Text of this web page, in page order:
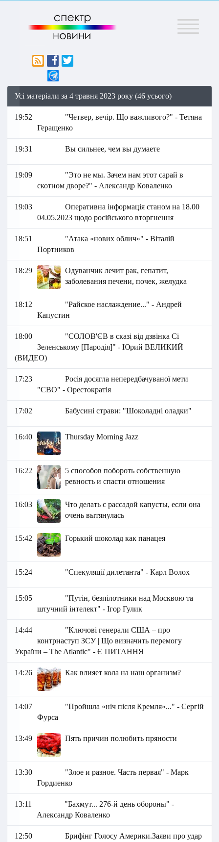
Меню
Усі матеріали за 4 травня 2023 року (46 усього)
19:52
"Четвер, вечір. Що важливого?" - Тетяна
Геращенко
19:31 Вы сильнее, чем вы думаете
19:09
"Это не мы. Зачем нам этот сарай в
скотном дворе?" - Александр Коваленко
19:03
Оперативна інформація станом на 18.00
04.05.2023 щодо російського вторгнення
18:51
"Атака «нових облич»" - Віталій
Портников
18:29
Одуванчик лечит рак, гепатит,
заболевания печени, почек, желудка
18:12
"Райское наслаждение..." - Андрей
Капустин
18:00
"СОЛОВ'ЄВ в сказі від дзвінка Сі
Зеленському [Пародія]" - Юрий ВЕЛИКИЙ
(ВИДЕО)
17:23
Росія досягла непередбачуваної мети
"СВО" - Орестократія
17:02 Бабусині страви: "Шоколадні оладки"
16:40 Thursday Morning Jazz
16:22
5 способов побороть собственную
ревность и спасти отношения
16:03
Что делать с рассадой капусты, если она
очень вытянулась
15:42 Горький шоколад как панацея
15:24 "Спекуляції дилетанта" - Карл Волох
15:05
"Путін, безпілотники над Москвою та
штучний інтелект" - Ігор Гулик
14:44
"Ключові генерали США – про
контрнаступ ЗСУ | Що визначить перемогу
України – The Atlantic" - Є ПИТАННЯ
14:26 Как влияет кола на наш организм?
14:07
"Пройшла «ніч після Кремля»..." - Сергій
Фурса
13:49 Пять причин полюбить пряности
13:30
"Злое и разное. Часть первая" - Марк
Гордиенко
13:11
"Бахмут... 276-й день обороны" -
Александр Коваленко
12:50
Брифінг Голосу Америки.Заяви про удар